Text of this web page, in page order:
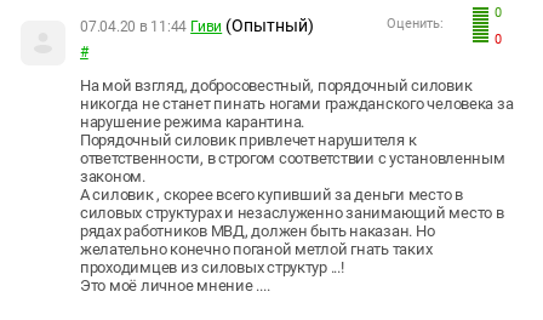
0
0
Оценить:
07.04.20 в 11:44 Гиви (Опытный)
#
На мой взгляд, добросовестный, порядочный силовик
никогда не станет пинать ногами гражданского человека за
нарушение режима карантина.
Порядочный силовик привлечет нарушителя к
ответственности, в строгом соответствии с установленным
законом.
А силовик , скорее всего купивший за деньги место в
силовых структурах и незаслуженно занимающий место в
рядах работников МВД, должен быть наказан. Но
желательно конечно поганой метлой гнать таких
проходимцев из силовых структур ...!
Это моё личное мнение ....